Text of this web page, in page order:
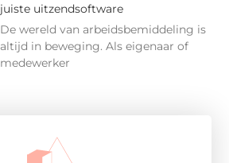
juiste uitzendsoftware
De wereld van arbeidsbemiddeling is
altijd in beweging. Als eigenaar of
medewerker